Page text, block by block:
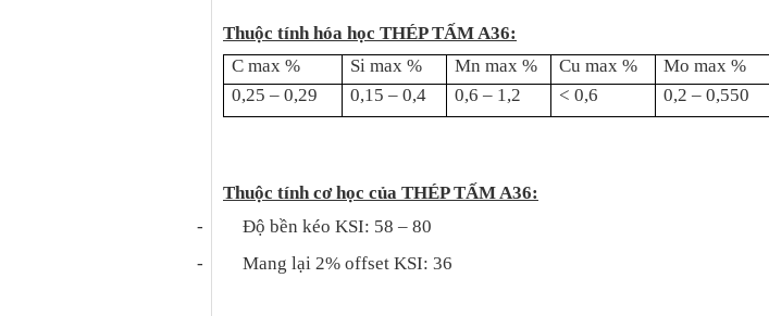
Thuộc tính hóa học THÉP TẤM A36:
C max %
Si max % Mn max % Cu max % Mo max %
0,25 – 0,29
0,15 – 0,4 0,6 – 1,2 < 0,6 0,2 – 0,550
Thuộc tính cơ học của THÉP TẤM A36:
- Độ bền kéo KSI: 58 – 80
- Mang lại 2% offset KSI: 36